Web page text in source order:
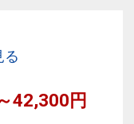
天風呂やサウ
る
42,300円